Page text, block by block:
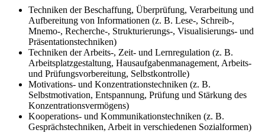
Techniken der Beschaffung, Überprüfung, Verarbeitung und
Aufbereitung von Informationen (z. B. Lese-, Schreib-,
Mnemo-, Recherche-, Strukturierungs-, Visualisierungs- und
Präsentationstechniken)
Techniken der Arbeits-, Zeit- und Lernregulation (z. B.
Arbeitsplatzgestaltung, Hausaufgabenmanagement, Arbeits-
und Prüfungsvorbereitung, Selbstkontrolle)
Motivations- und Konzentrationstechniken (z. B.
Selbstmotivation, Entspannung, Prüfung und Stärkung des
Konzentrationsvermögens)
Kooperations- und Kommunikationstechniken (z. B.
Gesprächstechniken, Arbeit in verschiedenen Sozialformen)